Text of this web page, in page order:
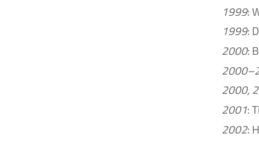
1999:
1999:
2000:
2000,
2001:
2002: